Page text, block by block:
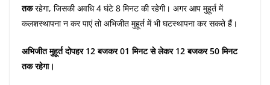
तकरहेगा, जिसकी अवधि 4 घंटे 8 मिनट की रहेगी। अगर आप मुहूर्त में
कलशस्थापना न कर पाएं तो अभिजीत मुहूर्त में भी घटस्थापना कर सकते हैं।
अभिजीत मुहूर्त दोपहर 12 बजकर 01 मिनट से लेकर 12 बजकर 50 मिनट
तक रहेगा।